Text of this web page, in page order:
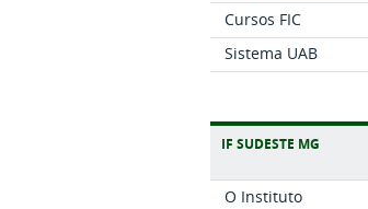
Cursos FIC
Sistema UAB
IF SUDESTE MG
O Instituto